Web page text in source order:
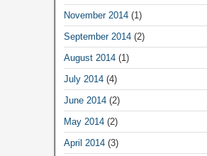
November 2014(1)
September 2014(2)
August 2014(1)
July 2014(4)
June 2014(2)
May 2014(2)
April 2014(3)